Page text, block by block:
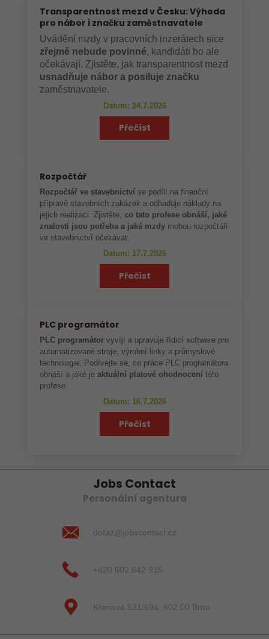
Transparentnost mezd v Česku: Výhoda
pro nábor i značku zaměstnavatele
Uvádění mzdy v pracovních inzerátech sice
zřejmě nebude povinné, kandidáti ho ale
očekávají. Zjistěte, jak transparentnost mezd
usnadňuje nábor a posiluje značku
zaměstnavatele.
Datum: 24.7.2026
Přečíst
Rozpočtář
Rozpočtář ve stavebnictví se podílí na finanční
přípravě stavebních zakázek a odhaduje náklady na
jejich realizaci. Zjistěte,co tato profese obnáší, jaké
znalosti jsou potřeba a jaké mzdy mohou rozpočtáři
ve stavebnictví očekávat.
Datum: 17.7.2026
Přečíst
PLC programátor
PLC programátor vyvíjí a upravuje řídicí software pro
automatizované stroje, výrobní linky a průmyslové
technologie. Podívejte se, co práce PLC programátora
obnáší a jaké je aktuální platové ohodnocení této
profese.
Datum: 16.7.2026
Přečíst
Jobs Contact
Personální agentura
dotaz@jobscontact.cz
+420 602 642 915
Křenová 531/69a, 602 00 Brno